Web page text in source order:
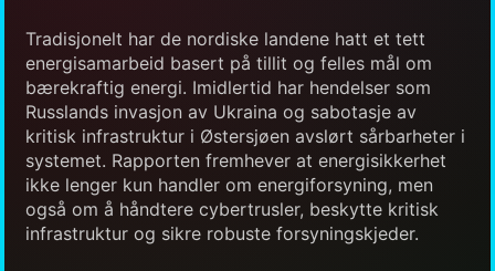
Tradisjonelt har de nordiske landene hatt et tett
energisamarbeid basert på tillit og felles mål om
bærekraftig energi. Imidlertid har hendelser som
Russlands invasjon av Ukraina og sabotasje av
kritisk infrastruktur i Østersjøen avslørt sårbarheter i
systemet. Rapporten fremhever at energisikkerhet
ikke lenger kun handler om energiforsyning, men
også om å håndtere cybertrusler, beskytte kritisk
infrastruktur og sikre robuste forsyningskjeder.